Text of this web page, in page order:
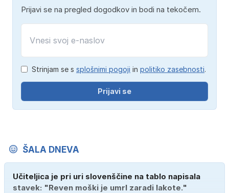
Prijavi se na pregled dogodkov in bodi na tekočem.
Strinjam se s splošnimi pogoji in politiko zasebnosti.
Prijavi se
ŠALA DNEVA
Učiteljica je pri uri slovenščine na tablo napisala
stavek: "Reven moški je umrl zaradi lakote."